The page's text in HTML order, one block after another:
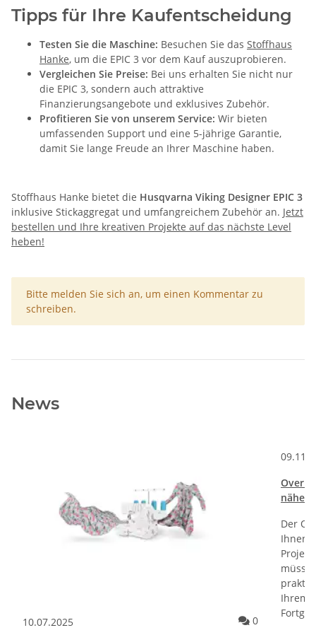
Tipps für Ihre Kaufentscheidung
Testen Sie die Maschine: Besuchen Sie das Stoffhaus
Hanke, um die EPIC 3 vor dem Kauf auszuprobieren.
Vergleichen Sie Preise: Bei uns erhalten Sie nicht nur
die EPIC 3, sondern auch attraktive
Finanzierungsangebote und exklusives Zubehör.
Profitieren Sie von unserem Service: Wir bieten
umfassenden Support und eine 5-jährige Garantie,
damit Sie lange Freude an Ihrer Maschine haben.
Stoffhaus Hanke bietet die Husqvarna Viking Designer EPIC 3
inklusive Stickaggregat und umfangreichem Zubehör an. Jetzt
bestellen und Ihre kreativen Projekte auf das nächste Level
heben!
x
Bitte melden Sie sich an, um einen Kommentar zu
schreiben.
News
Kommentare zum Artikel Welche Stickfunktionen hat die PFAFF
10.07.2025 0
nähen
Der
Ihnen
Ihrem